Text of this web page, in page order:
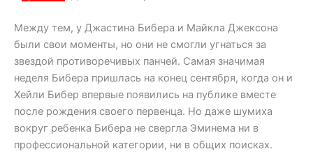
Между тем, у Джастина Бибера и Майкла Джексона
были свои моменты, но они не смогли угнаться за
звездой противоречивых панчей. Самая значимая
неделя Бибера пришлась на конец сентября, когда он и
Хейли Бибер впервые появились на публике вместе
после рождения своего первенца. Но даже шумиха
вокруг ребенка Бибера не свергла Эминема ни в
профессиональной категории, ни в общих поисках.